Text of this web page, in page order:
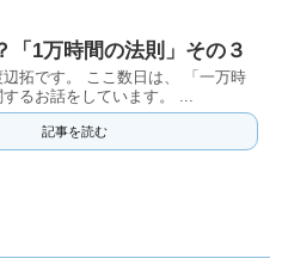
「1万時間の法則」その３
拓です。 ここ数日は、 「一万時
るお話をしています。 ...
記事を読む